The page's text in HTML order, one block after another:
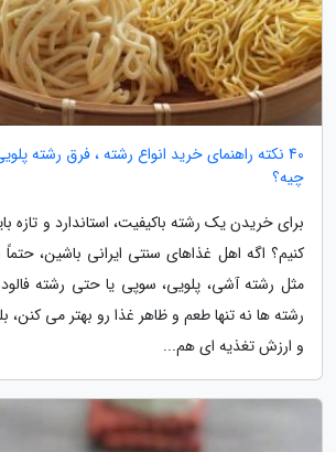
40 نکته راهنمای خرید انواع رشته ، فرق رشته
چیه؟
برای خریدن یک رشته باکیفیت، استاندارد و تازه
کنیم؟ اگه اهل غذاهای سنتی ایرانی باشین،
مثل رشته آشی، پلویی، سوپی یا حتی رشته
رشته ها نه تنها طعم و ظاهر غذا رو بهتر می
و ارزش تغذیه ای هم...